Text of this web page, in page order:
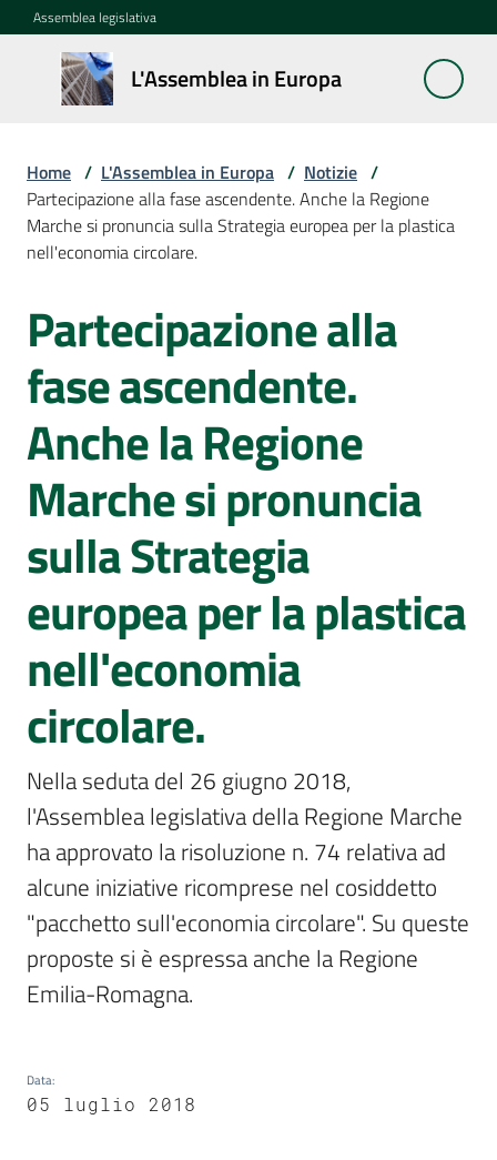
Vai al contenuto
Vai alla navigazione
Vai al footer
Assemblea legislativa
L'Assemblea in Europa
L'Assemblea
in Europa
Cos'è
la
Sessione
La
Rete
europea
Le
Sessioni
Menu selezionato
Assemblea
Assemblea
Attività
Argomenti
Per i media
Per i cittadini
Home / L'Assemblea in Europa / Notizie /
Partecipazione alla fase ascendente. Anche la Regione
Marche si pronuncia sulla Strategia europea per la plastica
nell'economia circolare.
Salta al contenuto
Partecipazione alla
fase ascendente.
Anche la Regione
Marche si pronuncia
sulla Strategia
europea per la plastica
nell'economia
circolare.
Nella seduta del 26 giugno 2018,
l'Assemblea legislativa della Regione Marche
ha approvato la risoluzione n. 74 relativa ad
alcune iniziative ricomprese nel cosiddetto
"pacchetto sull'economia circolare". Su queste
proposte si è espressa anche la Regione
Emilia-Romagna.
Data:
05 luglio 2018